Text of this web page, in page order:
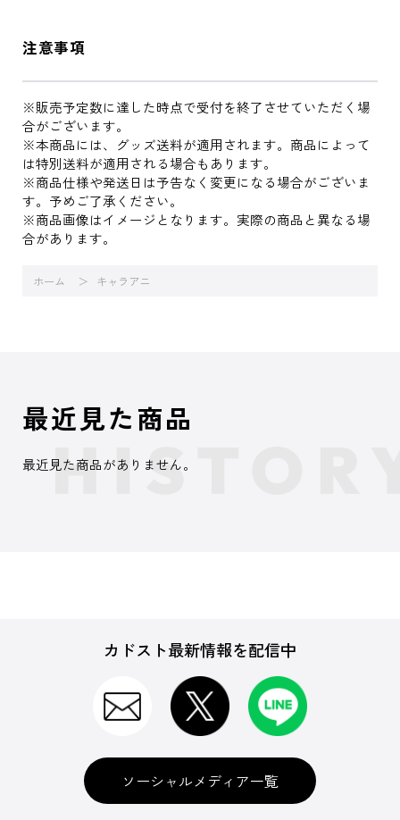
注意事項
※販売予定数に達した時点で受付を終了させていただく場
合がございます。
※本商品には、グッズ送料が適用されます。商品によって
は特別送料が適用される場合もあります。
※商品仕様や発送日は予告なく変更になる場合がございま
す。予めご了承ください。
※商品画像はイメージとなります。実際の商品と異なる場
合があります。
ホーム キャラアニ
最近見た商品
最近見た商品がありません。
カドスト最新情報を配信中
ソーシャルメディア一覧